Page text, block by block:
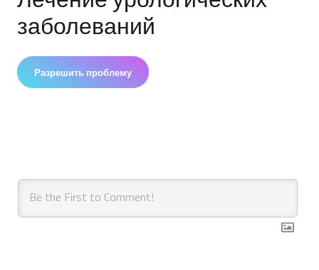
заболеваний
Разрешить проблему